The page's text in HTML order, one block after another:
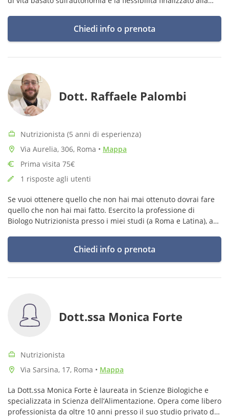
Chiedi info o prenota
Dott. Raffaele Palombi
Nutrizionista (5 anni di esperienza)
Via Aurelia, 306, Roma • Mappa
Prima visita 75€
1 risposte agli utenti
Se vuoi ottenere quello che non hai mai ottenuto dovrai fare
quello che non hai mai fatto. Esercito la professione di
Biologo Nutrizionista presso i miei studi (a Roma e Latina), a
Chiedi info o prenota
Dott.ssa Monica Forte
Nutrizionista
Via Sarsina, 17, Roma • Mappa
La Dott.ssa Monica Forte è laureata in Scienze Biologiche e
specializzata in Scienza dell’Alimentazione. Opera come libero
professionista da oltre 10 anni presso il suo studio privato di